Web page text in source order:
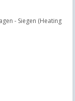
- Siegen (Heating